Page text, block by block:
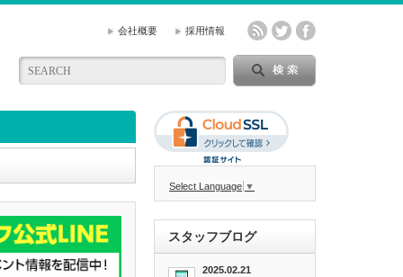
会社概要 採用情報
Select Language ▼
スタッフブログ
2025.02.21